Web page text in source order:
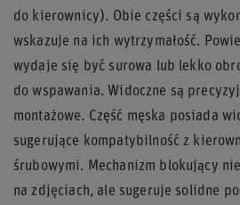
do kierownicy). Obie części są
wskazuje na ich wytrzymałość.
wydaje się być surowa lub lekko
do wspawania. Widoczne są
montażowe. Część męska posiada
sugerujące kompatybilność z
śrubowymi. Mechanizm blokujący
na zdjęciach, ale sugeruje solidne